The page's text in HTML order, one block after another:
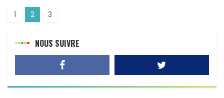
1 2 3
NOUS SUIVRE